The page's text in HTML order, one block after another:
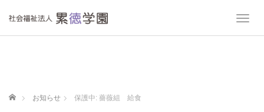
T
ホーム お知らせ 保護中: 薔薇組 給食